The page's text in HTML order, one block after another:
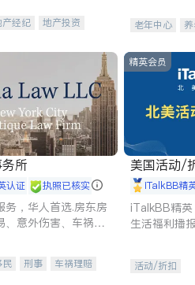
产经纪
地产投资
老年中心
所
认证 执照已核实
务，华人首选.房东房
、意外伤害、车祸重
民 刑事
车祸理赔
精英会员
美国活动/
iTalkBB精
iTalkBB精
生活福利播
活动/折扣